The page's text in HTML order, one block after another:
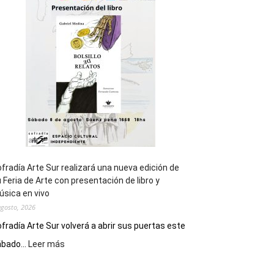
general
de
los
Juegos
Epade
2027
Arte Sur realizará una nueva edición de
Feria de Arte con presentación de libro y
en vivo
2026
Arte Sur volverá a abrir sus puertas este
Leer más